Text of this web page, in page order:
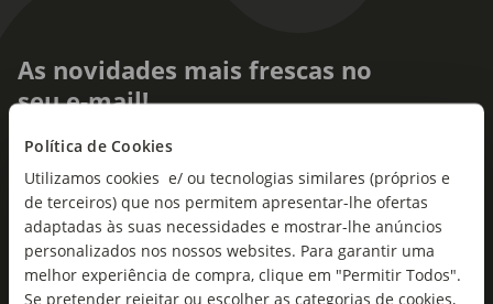
Política de Cookies
Utilizamos cookies e/ ou tecnologias similares (próprios e
de terceiros) que nos permitem apresentar-lhe ofertas
adaptadas às suas necessidades e mostrar-lhe anúncios
personalizados nos nossos websites. Para garantir uma
melhor experiência de compra, clique em "Permitir Todos".
Se pretender rejeitar ou escolher as categorias de cookies,
As novidades mais frescas no
seu e-mail!
Subscreva e descubra campanhas exclusivas,
ofertas e novidades para si.
Insira o seu e-
mail
Subscrever